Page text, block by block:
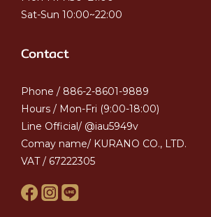
Sat-Sun 10:00~22:00
Contact
Phone / 886-2-8601-9889
Hours / Mon-Fri (9:00-18:00)
Line Official/ @iau5949v
Comay name/ KURANO CO., LTD.
VAT / 67222305